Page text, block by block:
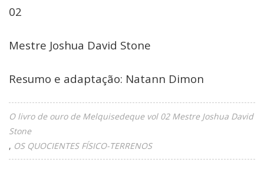
02
Mestre Joshua David Stone
Resumo e adaptação: Natann Dimon
O livro de ouro de Melquisedeque vol 02 Mestre Joshua David
Stone
OS QUOCIENTES FÍSICO-TERRENOS